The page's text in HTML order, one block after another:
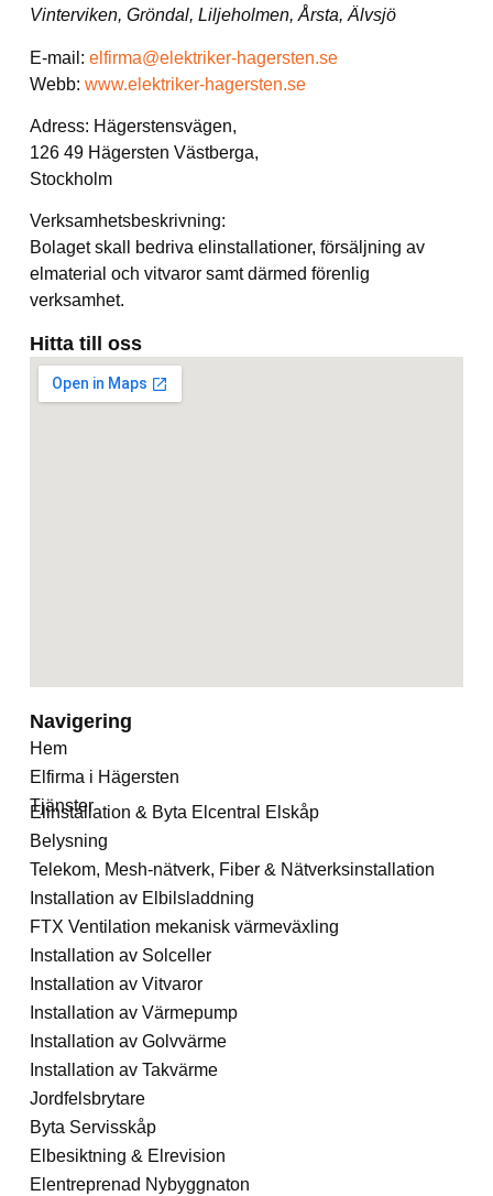
Vinterviken, Gröndal, Liljeholmen, Årsta, Älvsjö
E-mail: elfirma@elektriker-hagersten.se
Webb: www.elektriker-hagersten.se
Adress: Hägerstensvägen,
126 49 Hägersten Västberga,
Stockholm
Verksamhetsbeskrivning:
Bolaget skall bedriva elinstallationer, försäljning av
elmaterial och vitvaror samt därmed förenlig
verksamhet.
Hitta till oss
Navigering
Hem
Elfirma i Hägersten
Tjänster
Elinstallation & Byta Elcentral Elskåp
Belysning
Telekom, Mesh-nätverk, Fiber & Nätverksinstallation
Installation av Elbilsladdning
FTX Ventilation mekanisk värmeväxling
Installation av Solceller
Installation av Vitvaror
Installation av Värmepump
Installation av Golvvärme
Installation av Takvärme
Jordfelsbrytare
Byta Servisskåp
Elbesiktning & Elrevision
Elentreprenad Nybyggnaton